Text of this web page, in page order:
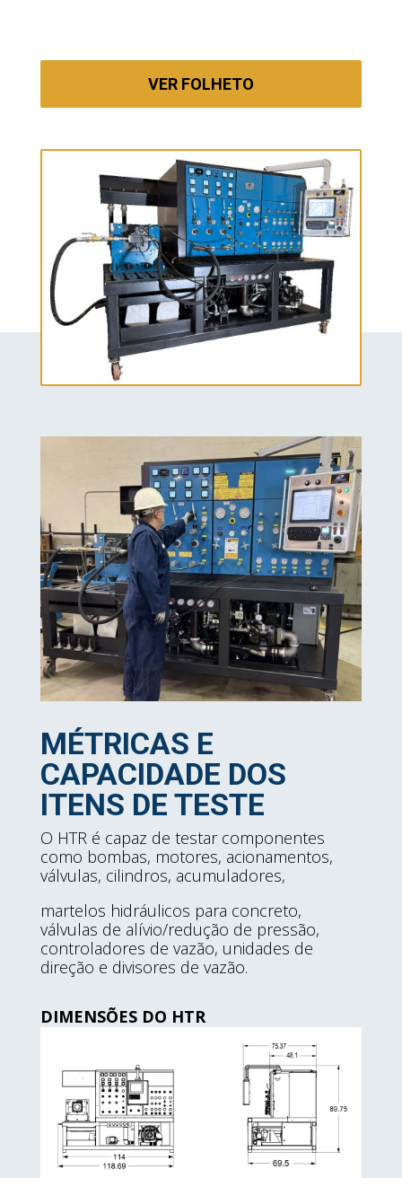
VER FOLHETO
MÉTRICAS E
CAPACIDADE DOS
ITENS DE TESTE
O HTR é capaz de testar componentes
como bombas, motores, acionamentos,
válvulas, cilindros, acumuladores,
martelos hidráulicos para concreto,
válvulas de alívio/redução de pressão,
controladores de vazão, unidades de
direção e divisores de vazão.
DIMENSÕES DO HTR